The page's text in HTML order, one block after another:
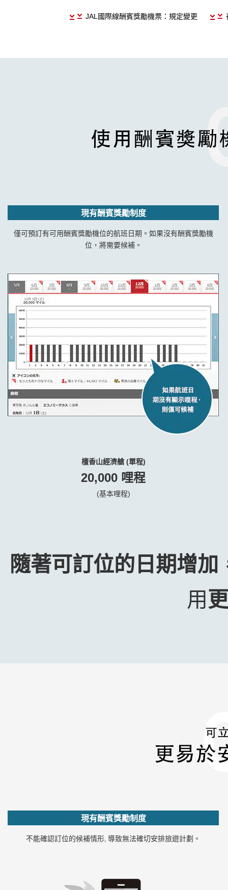
JAL國際線酬賓獎勵機票：規定變更
現有酬賓獎勵制度
僅可預訂有可用酬賓獎勵機位的航班日期。如果沒有酬賓獎勵機
位，將需要候補。
檀香山經濟艙 (單程)
20,000 哩程
(基本哩程)
隨著可訂位的日期增加
用
現有酬賓獎勵制度
不能確認訂位的候補情形‚ 導致無法確切安排旅遊計劃。